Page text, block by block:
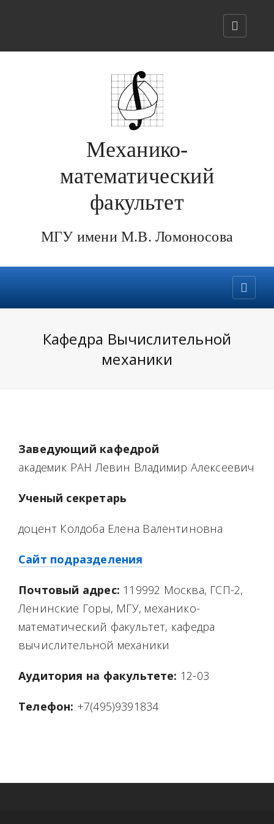
Механико-
математический
факультет
МГУ имени М.В. Ломоносова
Кафедра Вычислительной
механики
Заведующий кафедрой
академик РАН Левин Владимир Алексеевич
Ученый секретарь
доцент Колдоба Елена Валентиновна
Сайт подразделения
Почтовый адрес: 119992 Москва, ГСП-2,
Ленинские Горы, МГУ, механико-
математический факультет, кафедра
вычислительной механики
Аудитория на факультете: 12-03
Телефон: +7(495)9391834